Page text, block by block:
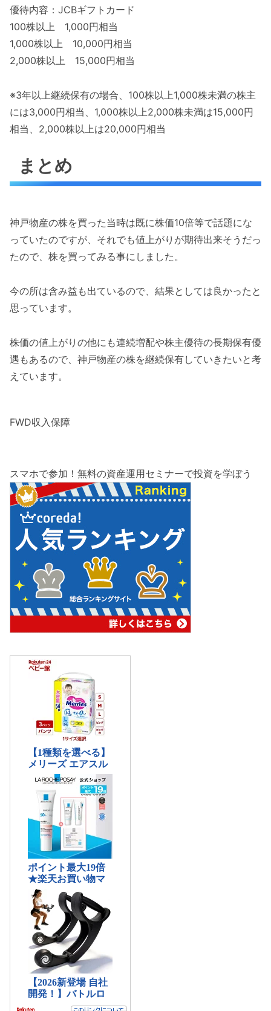
優待内容：JCBギフトカード
100株以上 1,000円相当
1,000株以上 10,000円相当
2,000株以上 15,000円相当
※3年以上継続保有の場合、100株以上1,000株未満の株主
には3,000円相当、1,000株以上2,000株未満は15,000円
相当、2,000株以上は20,000円相当
まとめ
神戸物産の株を買った当時は既に株価10倍等で話題にな
っていたのですが、それでも値上がりが期待出来そうだっ
たので、株を買ってみる事にしました。
今の所は含み益も出ているので、結果としては良かったと
思っています。
株価の値上がりの他にも連続増配や株主優待の長期保有優
遇もあるので、神戸物産の株を継続保有していきたいと考
えています。
FWD収入保障
スマホで参加！無料の資産運用セミナーで投資を学ぼう